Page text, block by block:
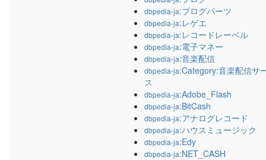
dbpedia-ja:ブログパーツ
dbpedia-ja:レゲエ
dbpedia-ja:レコードレーベル
dbpedia-ja:電子マネー
dbpedia-ja:音楽配信
dbpedia-ja:Category:音楽配信サ
ス
dbpedia-ja:Adobe_Flash
dbpedia-ja:BitCash
dbpedia-ja:アナログレコード
dbpedia-ja:ハウスミュージック
dbpedia-ja:Edy
dbpedia-ja:NET_CASH